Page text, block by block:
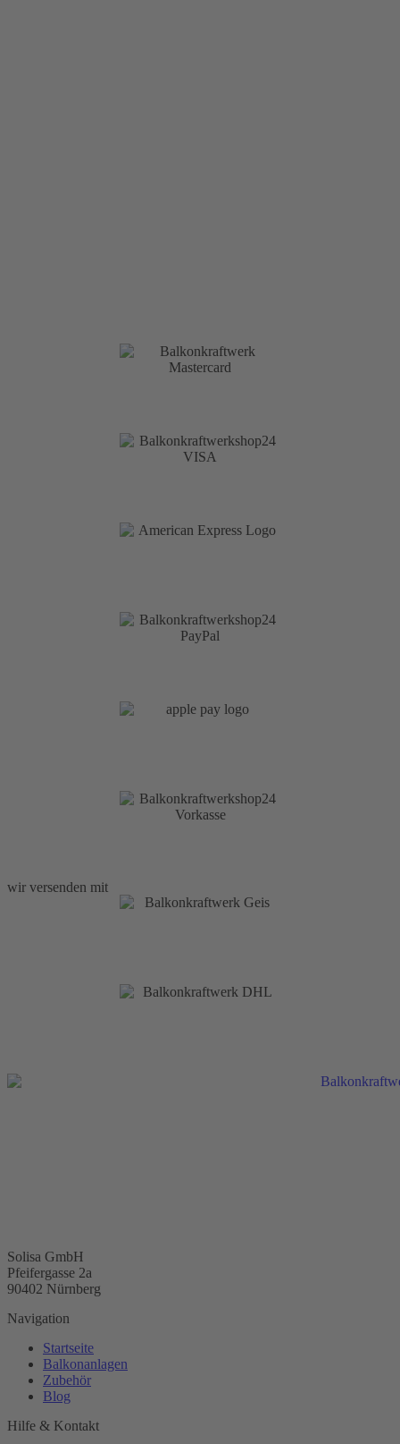
wir versenden mit
Solisa GmbH
Pfeifergasse 2a
90402 Nürnberg
Navigation
Startseite
Balkonanlagen
Zubehör
Blog
Hilfe & Kontakt